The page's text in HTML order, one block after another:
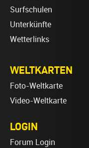
Surfschulen
Unterkünfte
Wetterlinks
WELTKARTEN
Foto-Weltkarte
Video-Weltkarte
LOGIN
Forum Login